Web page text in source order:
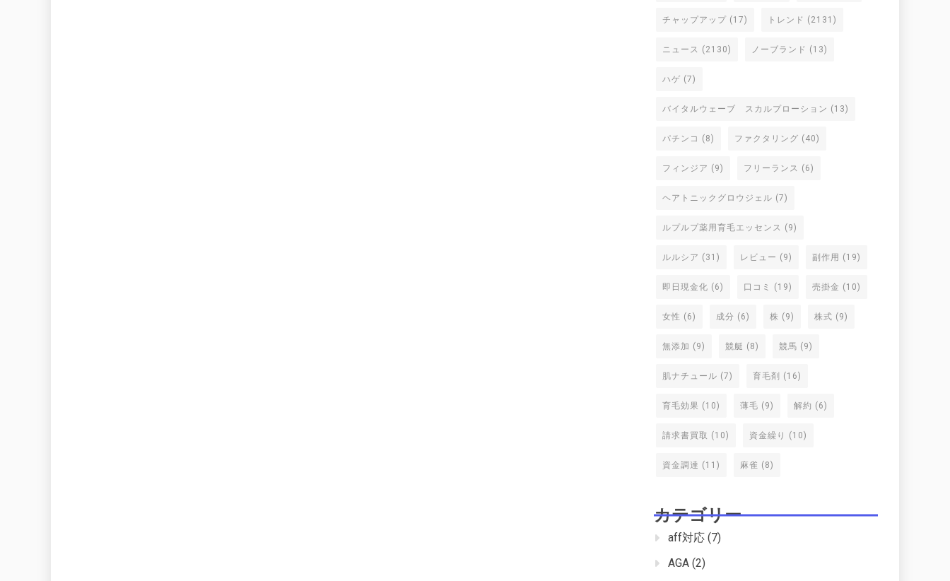
チャップアップ (17) トレンド (2131)
ニュース (2130) ノーブランド (13)
ハゲ (7)
バイタルウェーブ スカルプローション (13)
パチンコ (8) ファクタリング (40)
フィンジア (9) フリーランス (6)
ヘアトニックグロウジェル (7)
ルプルプ薬用育毛エッセンス (9)
ルルシア (31) レビュー (9) 副作用 (19)
即日現金化 (6) 口コミ (19) 売掛金 (10)
女性 (6) 成分 (6) 株 (9) 株式 (9)
無添加 (9) 競艇 (8) 競馬 (9)
肌ナチュール (7) 育毛剤 (16)
育毛効果 (10) 薄毛 (9) 解約 (6)
請求書買取 (10) 資金繰り (10)
資金調達 (11) 麻雀 (8)
カテゴリー
aff対応 (7)
AGA (2)